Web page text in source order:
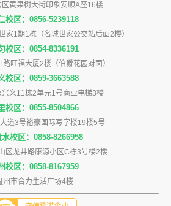
区黄果树大街印象安顺A座16楼
校区：0856-5239118
家1期1栋（名城世家公交站后面2楼）
校区：0854-8336191
旺福大厦2楼（伯爵花园对面）
校区：0859-3663588
义11栋2单元1号商业电梯3楼
校区：0855-8504866
道3号裕豪国际写字楼19楼5号
校区：0858-8266958
区龙井路康源小区C栋3号楼2楼
校区：0858-8167959
州市合力生活广场4楼